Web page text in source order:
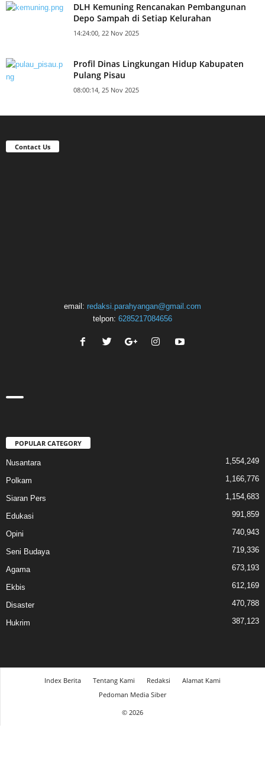
DLH Kemuning Rencanakan Pembangunan
Depo Sampah di Setiap Kelurahan
14:24:00, 22 Nov 2025
Profil Dinas Lingkungan Hidup Kabupaten
Pulang Pisau
08:00:14, 25 Nov 2025
Contact Us
email: redaksi.parahyangan@gmail.com
telpon: 6285217084656
POPULAR CATEGORY
Nusantara 1,554,249
Polkam 1,166,776
Siaran Pers 1,154,683
Edukasi 991,859
Opini 740,943
Seni Budaya 719,336
Agama 673,193
Ekbis 612,169
Disaster 470,788
Hukrim 387,123
Index Berita Tentang Kami Redaksi
Alamat Kami
Pedoman Media Siber
© 2026